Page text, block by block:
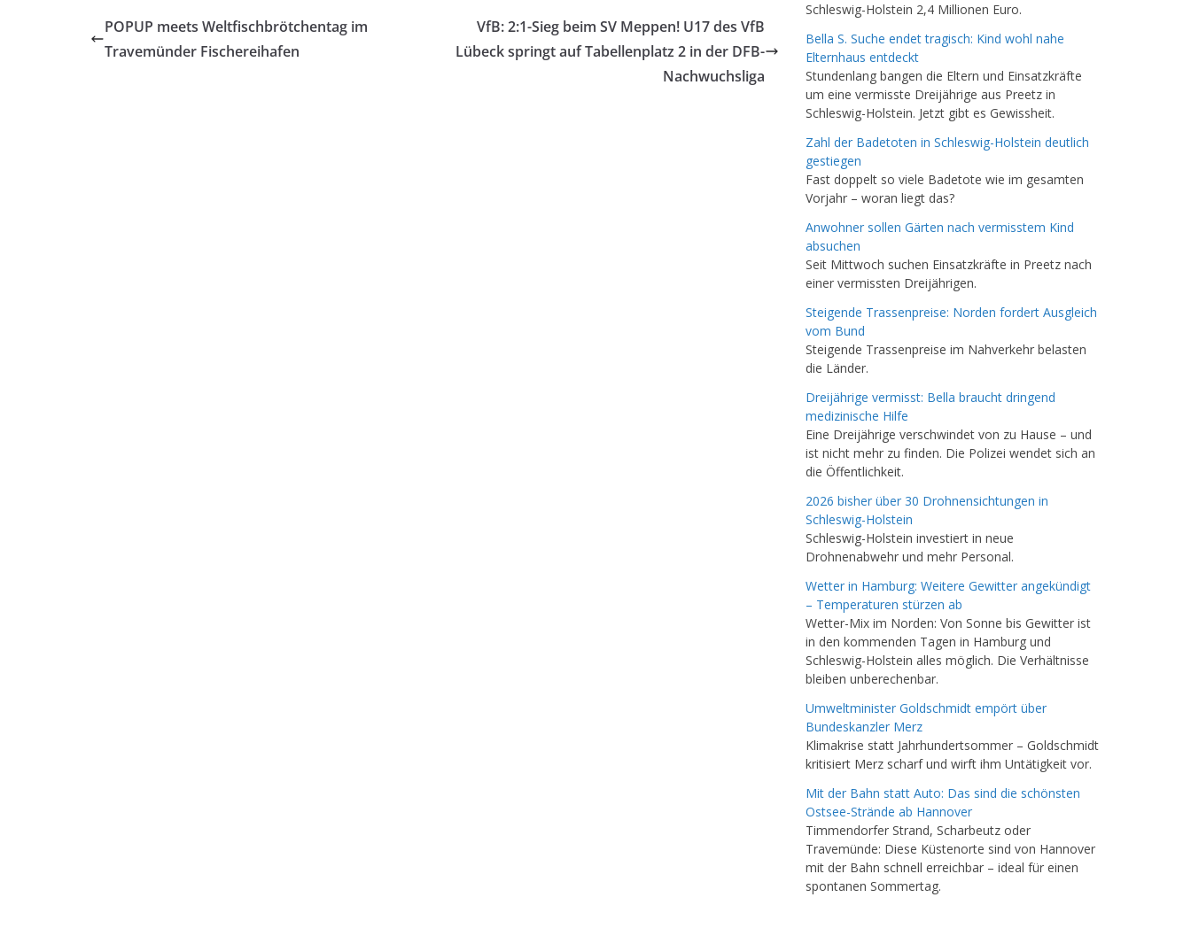
POPUP meets Weltfischbrötchentag im
Travemünder Fischereihafen
VfB: 2:1-Sieg beim SV Meppen! U17 des VfB
Lübeck springt auf Tabellenplatz 2 in der DFB-
Nachwuchsliga
Schleswig-Holstein 2,4 Millionen Euro.
Bella S. Suche endet tragisch: Kind wohl nahe
Elternhaus entdeckt
Stundenlang bangen die Eltern und Einsatzkräfte
um eine vermisste Dreijährige aus Preetz in
Schleswig-Holstein. Jetzt gibt es Gewissheit.
Zahl der Badetoten in Schleswig-Holstein deutlich
gestiegen
Fast doppelt so viele Badetote wie im gesamten
Vorjahr – woran liegt das?
Anwohner sollen Gärten nach vermisstem Kind
absuchen
Seit Mittwoch suchen Einsatzkräfte in Preetz nach
einer vermissten Dreijährigen.
Steigende Trassenpreise: Norden fordert Ausgleich
vom Bund
Steigende Trassenpreise im Nahverkehr belasten
die Länder.
Dreijährige vermisst: Bella braucht dringend
medizinische Hilfe
Eine Dreijährige verschwindet von zu Hause – und
ist nicht mehr zu finden. Die Polizei wendet sich an
die Öffentlichkeit.
2026 bisher über 30 Drohnensichtungen in
Schleswig-Holstein
Schleswig-Holstein investiert in neue
Drohnenabwehr und mehr Personal.
Wetter in Hamburg: Weitere Gewitter angekündigt
– Temperaturen stürzen ab
Wetter-Mix im Norden: Von Sonne bis Gewitter ist
in den kommenden Tagen in Hamburg und
Schleswig-Holstein alles möglich. Die Verhältnisse
bleiben unberechenbar.
Umweltminister Goldschmidt empört über
Bundeskanzler Merz
Klimakrise statt Jahrhundertsommer – Goldschmidt
kritisiert Merz scharf und wirft ihm Untätigkeit vor.
Mit der Bahn statt Auto: Das sind die schönsten
Ostsee-Strände ab Hannover
Timmendorfer Strand, Scharbeutz oder
Travemünde: Diese Küstenorte sind von Hannover
mit der Bahn schnell erreichbar – ideal für einen
spontanen Sommertag.